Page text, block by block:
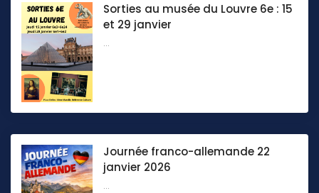
Sorties au musée du Louvre 6e : 15
et 29 janvier
...
Journée franco-allemande 22
janvier 2026
...